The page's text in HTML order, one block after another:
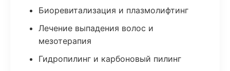
Биоревитализация и плазмолифтинг
Лечение выпадения волос и
мезотерапия
Гидропилинг и карбоновый пилинг